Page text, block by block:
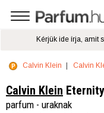
Calvin Klein Calvin
Calvin Klein
parfum - uraknak